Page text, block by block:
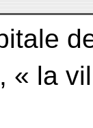
« la